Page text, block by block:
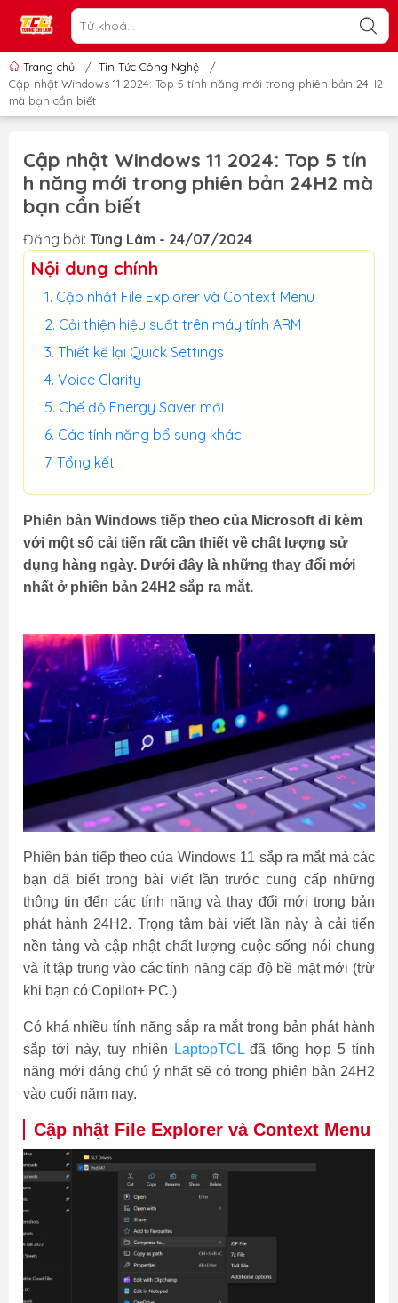
Trang chủ / Tin Tức Công Nghệ
/
Cập nhật Windows 11 2024: Top 5 tính năng mới trong phiên bản 24H2
mà bạn cần biết
Cập nhật Windows 11 2024: Top 5 tín
h năng mới trong phiên bản 24H2 mà
bạn cần biết
Đăng bởi: Tùng Lâm - 24/07/2024
Nội dung chính
Cập nhật File Explorer và Context Menu
Cải thiện hiệu suất trên máy tính ARM
Thiết kế lại Quick Settings
Voice Clarity
Chế độ Energy Saver mới
Các tính năng bổ sung khác
Tổng kết
Phiên bản Windows tiếp theo của Microsoft đi kèm
với một số cải tiến rất cần thiết về chất lượng sử
dụng hàng ngày. Dưới đây là những thay đổi mới
nhất ở phiên bản 24H2 sắp ra mắt.
Phiên bản tiếp theo của Windows 11 sắp ra mắt mà các
bạn đã biết trong bài viết lần trước cung cấp những
thông tin đến các tính năng và thay đổi mới trong bản
phát hành 24H2. Trọng tâm bài viết lần này à cải tiến
nền tảng và cập nhật chất lượng cuộc sống nói chung
và ít tập trung vào các tính năng cấp độ bề mặt mới (trừ
khi bạn có Copilot+ PC.)
Có khá nhiều tính năng sắp ra mắt trong bản phát hành
sắp tới này, tuy nhiên
LaptopTCLđã tổng hợp 5 tính
năng mới đáng chú ý nhất sẽ có trong phiên bản 24H2
vào cuối năm nay.
Cập nhật File Explorer và Context Menu